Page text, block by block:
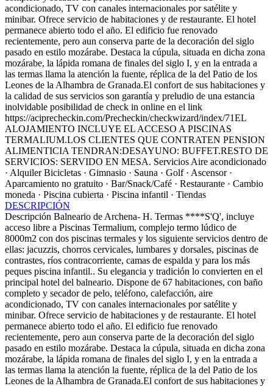
acondicionado, TV con canales internacionales por satélite y
minibar. Ofrece servicio de habitaciones y de restaurante. El hotel
permanece abierto todo el año. El edificio fue renovado
recientemente, pero aun conserva parte de la decoración del siglo
pasado en estilo mozárabe. Destaca la cúpula, situada en dicha zona
mozárabe, la lápida romana de finales del siglo I, y en la entrada a
las termas llama la atención la fuente, réplica de la del Patio de los
Leones de la Alhambra de Granada.El confort de sus habitaciones y
la calidad de sus servicios son garantía y preludio de una estancia
inolvidable posibilidad de check in online en el link
https://aciprecheckin.com/Precheckin/checkwizard/index/71EL
ALOJAMIENTO INCLUYE EL ACCESO A PISCINAS
TERMALIUM.LOS CLIENTES QUE CONTRATEN PENSION
ALIMENTICIA TENDRAN:DESAYUNO: BUFFET.RESTO DE
SERVICIOS: SERVIDO EN MESA. Servicios Aire acondicionado
· Alquiler Bicicletas · Gimnasio · Sauna · Golf · Ascensor ·
Aparcamiento no gratuito · Bar/Snack/Café · Restaurante · Cambio
moneda · Piscina cubierta · Piscina infantil · Tiendas
DESCRIPCIÓN
Descripción Balneario de Archena- H. Termas ****S'Q', incluye
acceso libre a Piscinas Termalium, complejo termo lúdico de
8000m2 con dos piscinas termales y los siguiente servicios dentro de
ellas: jacuzzis, chorros cervicales, lumbares y dorsales, piscinas de
contrastes, ríos contracorriente, camas de espalda y para los más
peques piscina infantil.. Su elegancia y tradición lo convierten en el
principal hotel del balneario. Dispone de 67 habitaciones, con baño
completo y secador de pelo, teléfono, calefacción, aire
acondicionado, TV con canales internacionales por satélite y
minibar. Ofrece servicio de habitaciones y de restaurante. El hotel
permanece abierto todo el año. El edificio fue renovado
recientemente, pero aun conserva parte de la decoración del siglo
pasado en estilo mozárabe. Destaca la cúpula, situada en dicha zona
mozárabe, la lápida romana de finales del siglo I, y en la entrada a
las termas llama la atención la fuente, réplica de la del Patio de los
Leones de la Alhambra de Granada.El confort de sus habitaciones y